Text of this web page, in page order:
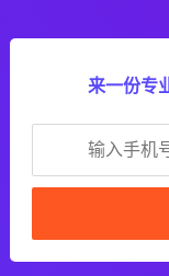
来一份专